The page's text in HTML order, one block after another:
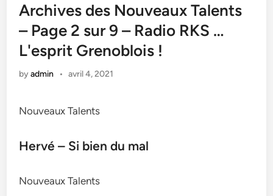
Archives des Nouveaux Talents
– Page 2 sur 9 – Radio RKS …
L'esprit Grenoblois !
byadmin • avril 4, 2021
Nouveaux Talents
Hervé – Si bien du mal
Nouveaux Talents